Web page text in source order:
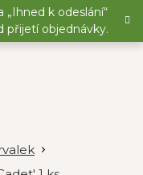
„Ihned k odeslání“
přijetí objednávky.